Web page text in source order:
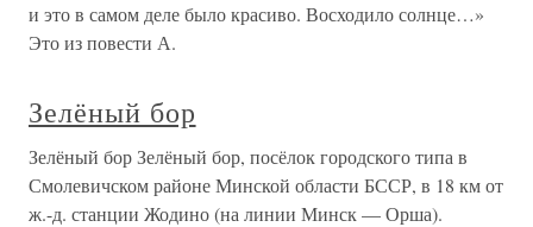
и это в самом деле было красиво. Восходило солнце…»
Это из повести А.
Зелёный бор
Зелёный бор Зелёный бор, посёлок городского типа в
Смолевичском районе Минской области БССР, в 18 км от
ж.-д. станции Жодино (на линии Минск — Орша).